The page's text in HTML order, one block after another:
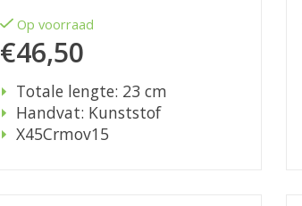
Op voorraad
€46,50
Totale lengte: 23 cm
Handvat: Kunststof
X45Crmov15